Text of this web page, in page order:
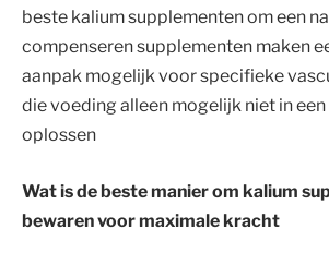
beste kalium supplementen om een
compenseren supplementen maken
aanpak mogelijk voor specifieke
die voeding alleen mogelijk niet in
oplossen
Wat is de beste manier om kalium
bewaren voor maximale kracht